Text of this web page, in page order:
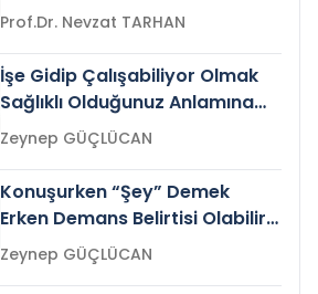
Prof.Dr. Nevzat TARHAN
İşe Gidip Çalışabiliyor Olmak
Sağlıklı Olduğunuz Anlamına
Gelir mi?Zeynep GÜÇLÜCAN
Konuşurken “Şey” Demek
Erken Demans Belirtisi Olabilir
mi?
Zeynep GÜÇLÜCAN